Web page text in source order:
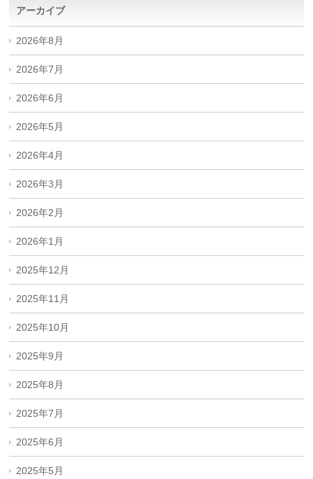
アーカイブ
2026年8月
2026年7月
2026年6月
2026年5月
2026年4月
2026年3月
2026年2月
2026年1月
2025年12月
2025年11月
2025年10月
2025年9月
2025年8月
2025年7月
2025年6月
2025年5月